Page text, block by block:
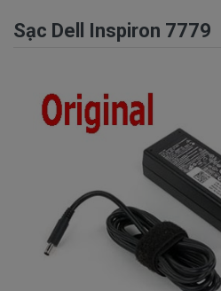
Sạc Dell Inspiron 7779